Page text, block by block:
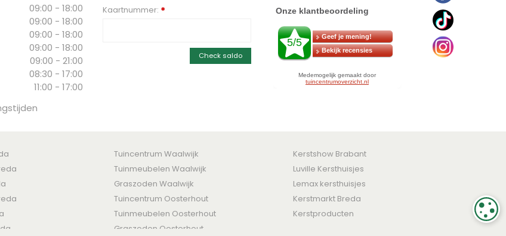
09:00 - 18:00
09:00 - 18:00
09:00 - 18:00
09:00 - 18:00
09:00 - 21:00
08:30 - 17:00
11:00 - 17:00
Kaartnummer: *
Check saldo
Tuincentrum Waalwijk
Tuinmeubelen Waalwijk
Graszoden Waalwijk
Tuincentrum Oosterhout
Tuinmeubelen Oosterhout
Graszoden Oosterhout
Kerstshow Brabant
Luville Kersthuisjes
Lemax kersthuisjes
Kerstmarkt Breda
Kerstproducten